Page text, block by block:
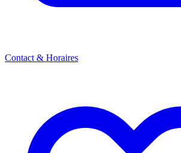
Contact & Horaires